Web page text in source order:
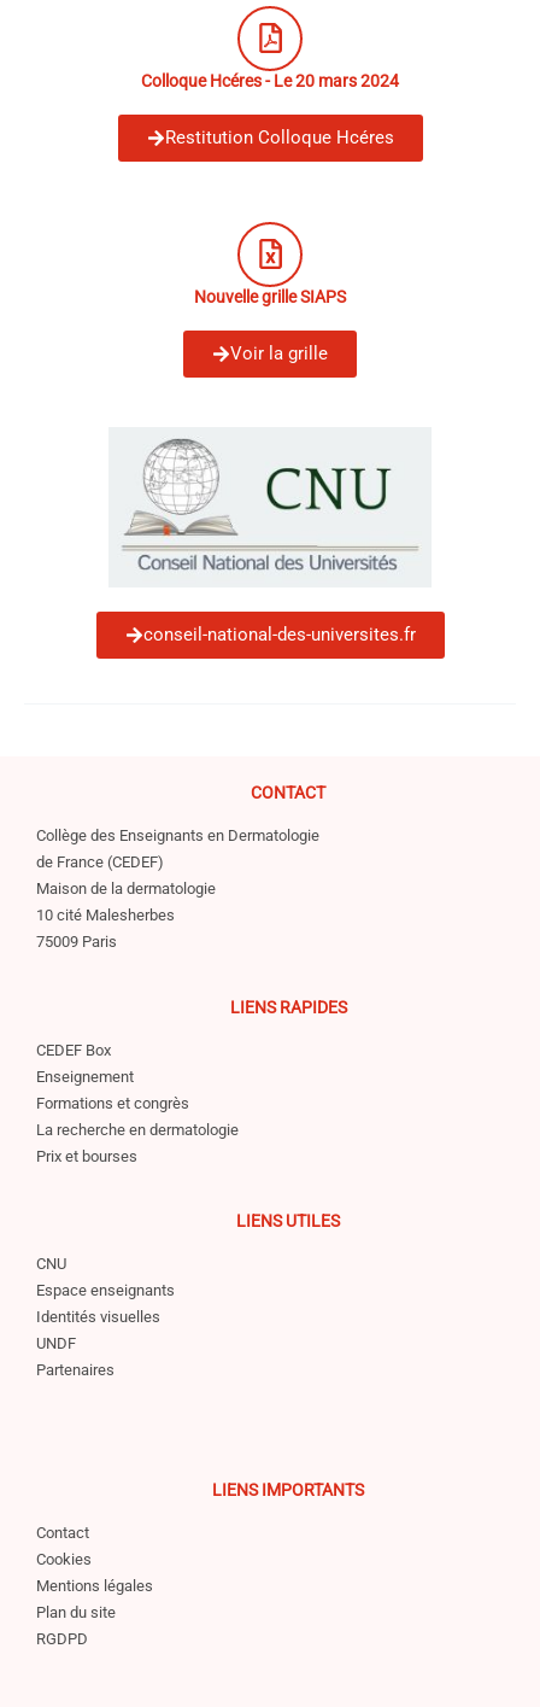
Colloque Hcéres - Le 20 mars 2024
Restitution Colloque Hcéres
Nouvelle grille SIAPS
Voir la grille
conseil-national-des-universites.fr
CONTACT
Collège des Enseignants en Dermatologie
de France (CEDEF)
Maison de la dermatologie
10 cité Malesherbes
75009 Paris
LIENS RAPIDES
CEDEF Box
Enseignement
Formations et congrès
La recherche en dermatologie
Prix et bourses
LIENS UTILES
CNU
Espace enseignants
Identités visuelles
UNDF
Partenaires
LIENS IMPORTANTS
Contact
Cookies
Mentions légales
Plan du site
RGDPD